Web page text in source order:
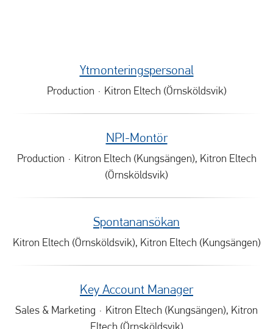
Ytmonteringspersonal
Production · Kitron Eltech (Örnsköldsvik)
NPI-Montör
Production · Kitron Eltech (Kungsängen), Kitron Eltech
(Örnsköldsvik)
Spontanansökan
Kitron Eltech (Örnsköldsvik), Kitron Eltech (Kungsängen)
Key Account Manager
Sales & Marketing · Kitron Eltech (Kungsängen), Kitron
Eltech (Örnsköldsvik)